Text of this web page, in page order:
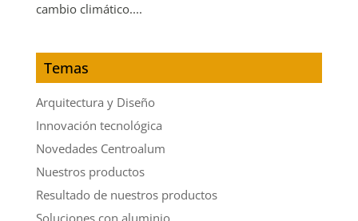
cambio climático....
Temas
Arquitectura y Diseño
Innovación tecnológica
Novedades Centroalum
Nuestros productos
Resultado de nuestros productos